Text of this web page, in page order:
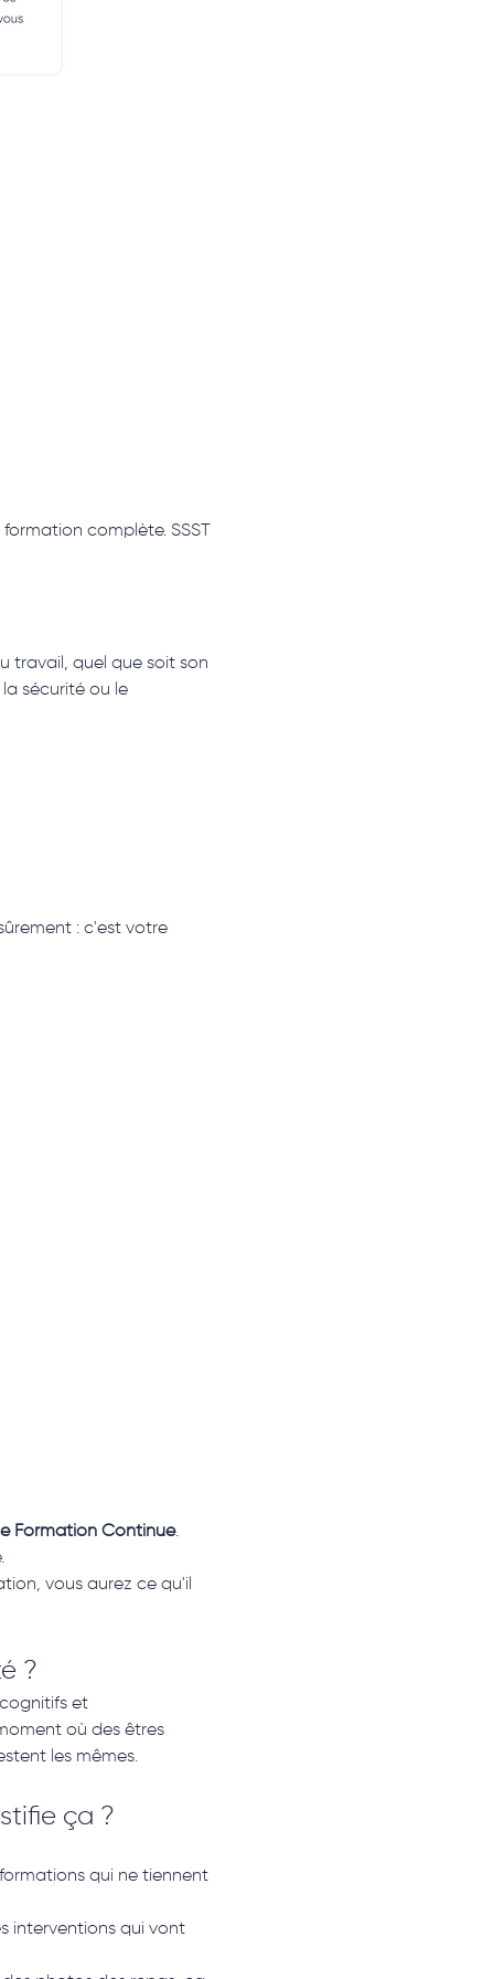
complète. SSST
travail, quel que soit son
sécurité ou le
: c'est votre
Formation Continue.
vous aurez ce qu'il
?
et
où des êtres
les mêmes.
ça ?
qui ne tiennent
interventions qui vont